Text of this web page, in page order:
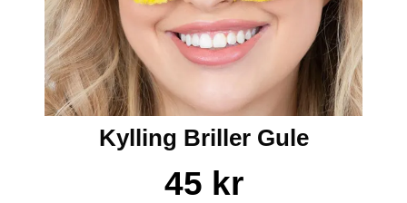
Kylling Briller Gule
Køb dette produkt Kylling Briller Gule
pris
45 kr